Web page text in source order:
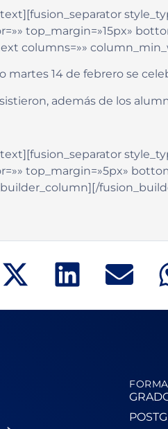
top_margin=»15px»
columns=»»
martes 14 de febrero se
además de los
top_margin=»5px»